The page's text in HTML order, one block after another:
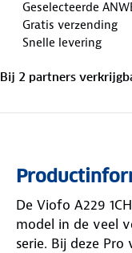
Geselecteerde
Gratis verzending
Snelle levering
Bij 2 partners
De Viofo A229
model in de veel
serie. Bij deze